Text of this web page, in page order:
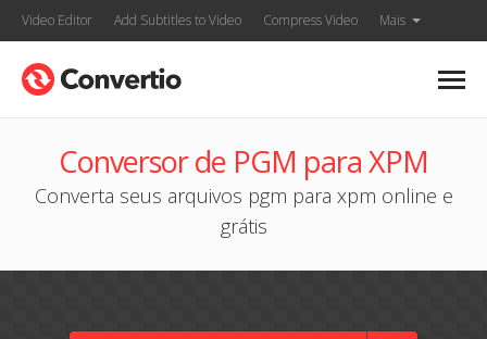
Video Editor Add Subtitles to Video Compress Video Mais
Conversor de PGM para XPM
Converta seus arquivos pgm para xpm online e
grátis